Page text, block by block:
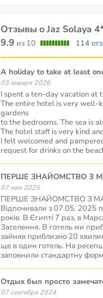
Отзывы о Jaz Solaya
9.9 из 10 114
A holiday to take at least
03 января 2026
I spent a ten-day vacation at
The entire hotel is very well-
gardens
to the bedrooms. The sea is
The hotel staff is very kind
I felt welcomed and
request for drinks on the
ПЕРШЕ ЗНАЙОМСТВО З
07 мая 2025
ПЕРШЕ ЗНАЙОМСТВО З
Відпочивали з 07.05. 2025
років. В Єгипті 7 раз, в
Заселення. В готель ми
зайняв приблизно 20
ще в один готель. На
заповнили стандартну
Отдых был просто
07 сентября 2024